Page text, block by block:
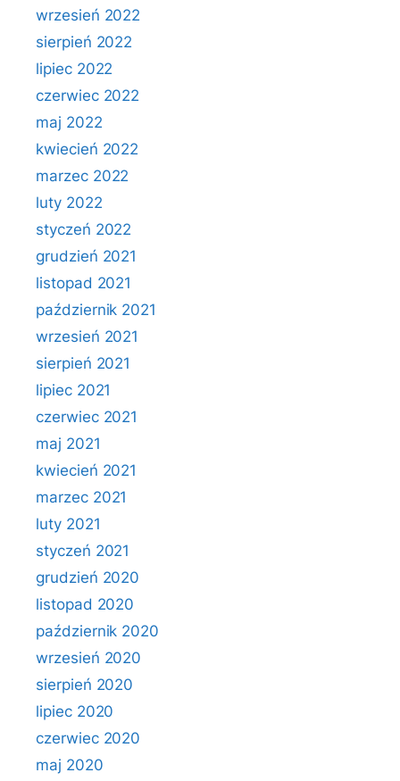
wrzesień 2022
sierpień 2022
lipiec 2022
czerwiec 2022
maj 2022
kwiecień 2022
marzec 2022
luty 2022
styczeń 2022
grudzień 2021
listopad 2021
październik 2021
wrzesień 2021
sierpień 2021
lipiec 2021
czerwiec 2021
maj 2021
kwiecień 2021
marzec 2021
luty 2021
styczeń 2021
grudzień 2020
listopad 2020
październik 2020
wrzesień 2020
sierpień 2020
lipiec 2020
czerwiec 2020
maj 2020